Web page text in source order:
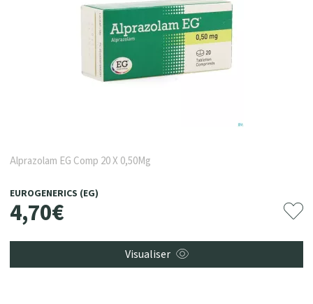
Alprazolam EG Comp 20 X 0,50Mg
EUROGENERICS (EG)
4,70€
Visualiser